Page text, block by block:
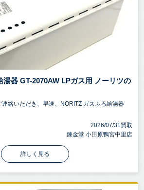
湯器 GT-2070AW LPガス用 ノーリツの
絡いただき、早速、NORITZ ガスふろ給湯器
2026/07/31買取
錬金堂 小田原鴨宮中里店
詳しく見る